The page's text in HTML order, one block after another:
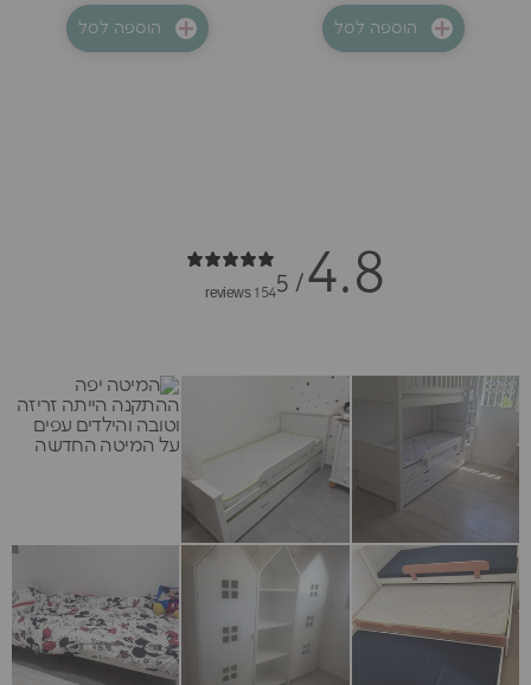
הוספה לסל הוספה לסל
4.8
/ 5
154 reviews